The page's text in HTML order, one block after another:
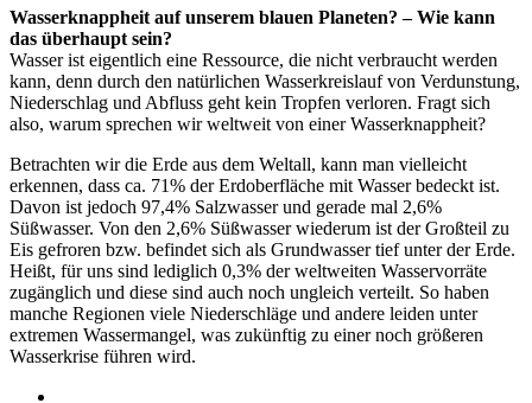
Wasserknappheit auf unserem blauen Planeten? – Wie kann
das überhaupt sein?
Wasser ist eigentlich eine Ressource, die nicht verbraucht werden
kann, denn durch den natürlichen Wasserkreislauf von Verdunstung,
Niederschlag und Abfluss geht kein Tropfen verloren. Fragt sich
also, warum sprechen wir weltweit von einer Wasserknappheit?
Betrachten wir die Erde aus dem Weltall, kann man vielleicht
erkennen, dass ca. 71% der Erdoberfläche mit Wasser bedeckt ist.
Davon ist jedoch 97,4% Salzwasser und gerade mal 2,6%
Süßwasser. Von den 2,6% Süßwasser wiederum ist der Großteil zu
Eis gefroren bzw. befindet sich als Grundwasser tief unter der Erde.
Heißt, für uns sind lediglich 0,3% der weltweiten Wasservorräte
zugänglich und diese sind auch noch ungleich verteilt. So haben
manche Regionen viele Niederschläge und andere leiden unter
extremen Wassermangel, was zukünftig zu einer noch größeren
Wasserkrise führen wird.